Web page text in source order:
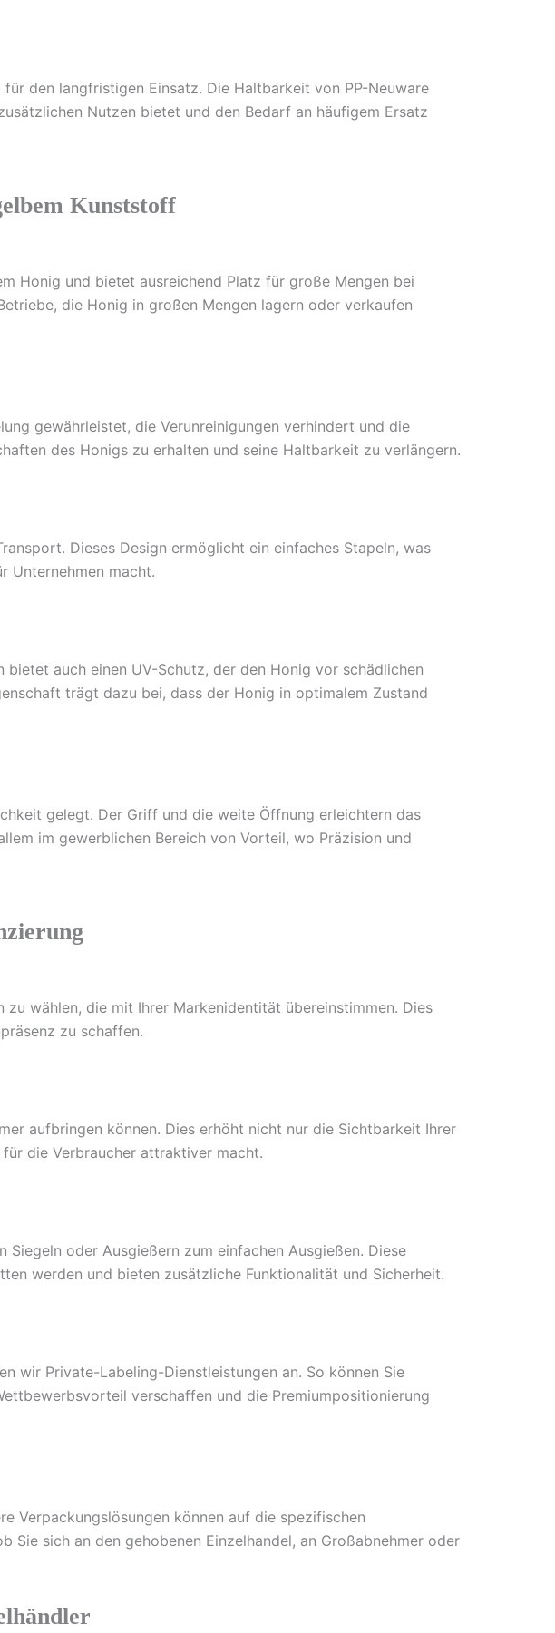
den langfristigen Einsatz. Die Haltbarkeit von PP-Neuware
Nutzen bietet und den Bedarf an häufigem Ersatz
Kunststoff
Honig und bietet ausreichend Platz für große Mengen bei
die Honig in großen Mengen lagern oder verkaufen
gewährleistet, die Verunreinigungen verhindert und die
des Honigs zu erhalten und seine Haltbarkeit zu verlängern.
Dieses Design ermöglicht ein einfaches Stapeln, was
Unternehmen macht.
auch einen UV-Schutz, der den Honig vor schädlichen
trägt dazu bei, dass der Honig in optimalem Zustand
gelegt. Der Griff und die weite Öffnung erleichtern das
im gewerblichen Bereich von Vorteil, wo Präzision und
wählen, die mit Ihrer Markenidentität übereinstimmen. Dies
zu schaffen.
aufbringen können. Dies erhöht nicht nur die Sichtbarkeit Ihrer
die Verbraucher attraktiver macht.
oder Ausgießern zum einfachen Ausgießen. Diese
werden und bieten zusätzliche Funktionalität und Sicherheit.
wir Private-Labeling-Dienstleistungen an. So können Sie
verschaffen und die Premiumpositionierung
Verpackungslösungen können auf die spezifischen
sich an den gehobenen Einzelhandel, an Großabnehmer oder